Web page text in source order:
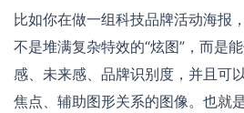
比如你在做一组科技品牌活动海报
不是堆满复杂特效的“炫图”，而是
感、未来感、品牌识别度，并且可
焦点、辅助图形关系的图像。也就